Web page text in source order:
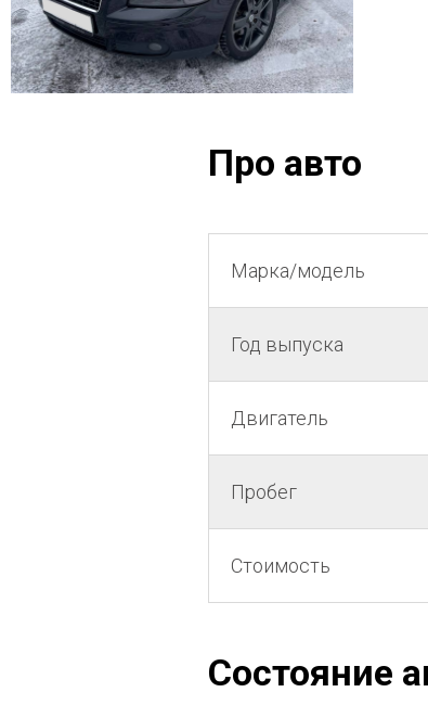
Про авто
Марка/модель
Год выпуска
Двигатель
Пробег
Стоимость
Состояние